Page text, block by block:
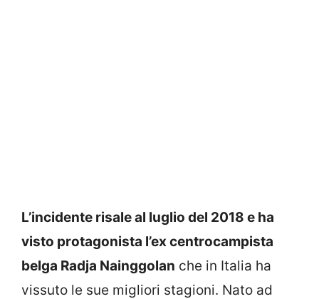
L’incidente risale al luglio del 2018 e ha
visto protagonista l’ex centrocampista
belga Radja Nainggolan che in Italia ha
vissuto le sue migliori stagioni. Nato ad